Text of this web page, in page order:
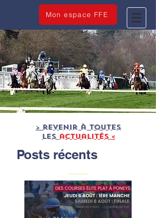
Mon espace FFE
> revenir à TOUTES
LES actualités <
Posts récents
Les Championnats
de France Courses
de Poneys Élite Plat,